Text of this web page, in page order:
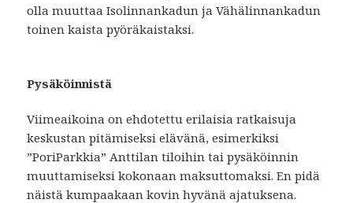
olla muuttaa Isolinnankadun ja Vähälinnankadun
toinen kaista pyöräkaistaksi.
Pysäköinnistä
Viimeaikoina on ehdotettu erilaisia ratkaisuja
keskustan pitämiseksi elävänä, esimerkiksi
”PoriParkkia” Anttilan tiloihin tai pysäköinnin
muuttamiseksi kokonaan maksuttomaksi. En pidä
näistä kumpaakaan kovin hyvänä ajatuksena.